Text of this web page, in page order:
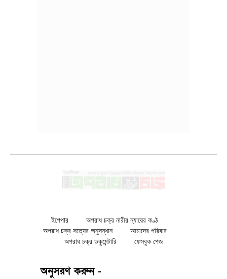
ইপেপার
অপরাধ চক্র নারীর ন্যায়ের কণ্ঠ
অপরাধ চক্র সত্যের অনুসন্ধান
আমাদের পরিবার
অপরাধ চক্র ডকুমেন্টারি
ফেসবুক পেজ
অনুসরণ করুন -